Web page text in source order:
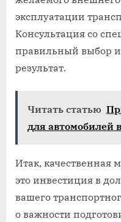
эксплуатации
Консультация со
правильный выбор
результат.
Читать статью
для автомобилей
Итак, качественная
это инвестиция в
вашего
о важности